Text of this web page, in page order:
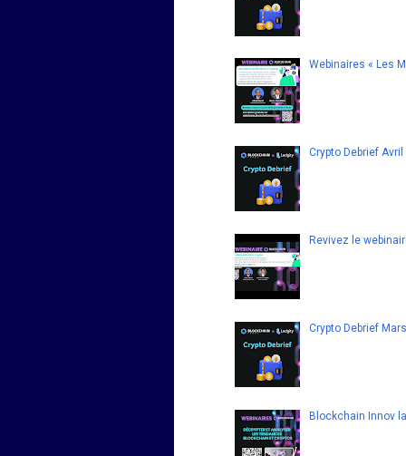
Webinaires « Les
Crypto Debrief Avril
Revivez le
Crypto Debrief
Blockchain Innov